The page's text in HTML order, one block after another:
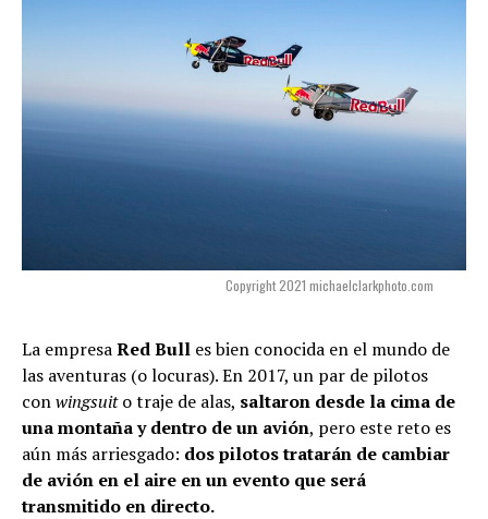
Copyright 2021 michaelclarkphoto.com
La empresaRed Bull es bien conocida en el mundo de
las aventuras (o locuras). En 2017, un par de pilotos
conwingsuito traje de alas, saltaron desde la cima de
una montaña y dentro de un avión, pero este reto es
aún más arriesgado: dos pilotos tratarán de cambiar
de avión en el aire en un evento que será
transmitido en directo.